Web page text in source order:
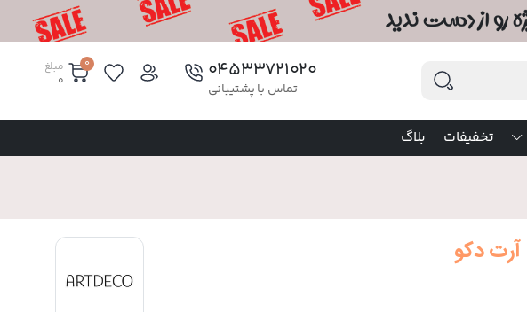
۰۴۵۳۳۷۲۱۰۲۰
تماس با پشتیبانی
مبلغ
0
0
تخفیفات بلاگ